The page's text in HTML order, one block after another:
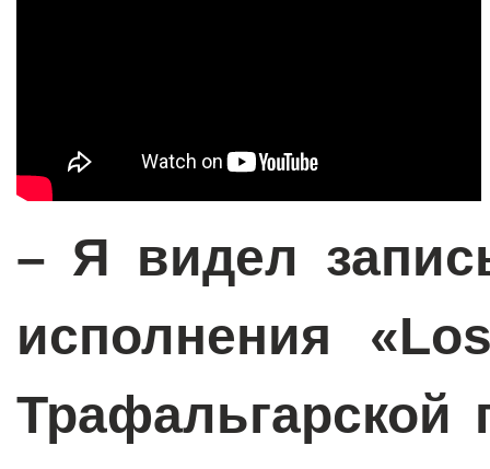
– Я видел
исполнения «
Трафальгарской